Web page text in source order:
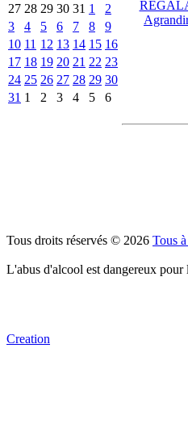
27 28 29 30 31 1
2
3
4 5 6 7 8
9
10 11 12 13 14 15 16
17 18 19 20 21 22 23
24 25 26 27 28 29 30
31 1 2 3 4 5 6
Tous droits réservés © 2026 Tous
L'abus d'alcool est dangereux
Creation